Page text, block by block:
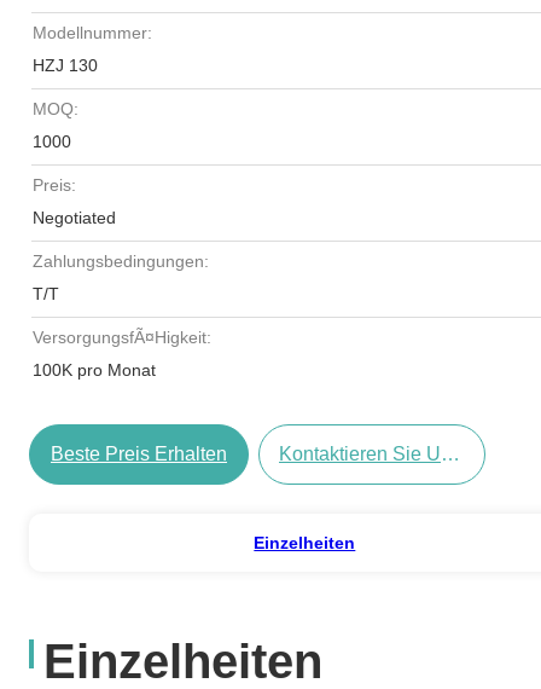
Modellnummer:
HZJ 130
MOQ:
1000
Preis:
Negotiated
Zahlungsbedingungen:
T/T
VersorgungsfÃ¤higkeit:
100K pro Monat
Beste Preis Erhalten Kontaktieren Sie Uns Jetzt
Einzelheiten
Einzelheiten